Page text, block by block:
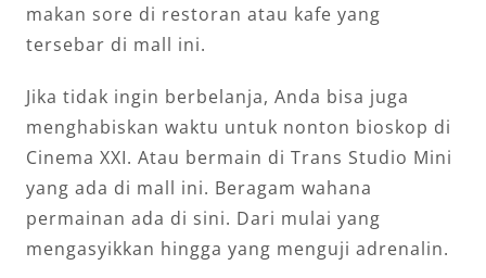
makan sore di restoran atau kafe yang
tersebar di mall ini.
Jika tidak ingin berbelanja, Anda bisa juga
menghabiskan waktu untuk nonton bioskop di
Cinema XXI. Atau bermain di Trans Studio Mini
yang ada di mall ini. Beragam wahana
permainan ada di sini. Dari mulai yang
mengasyikkan hingga yang menguji adrenalin.